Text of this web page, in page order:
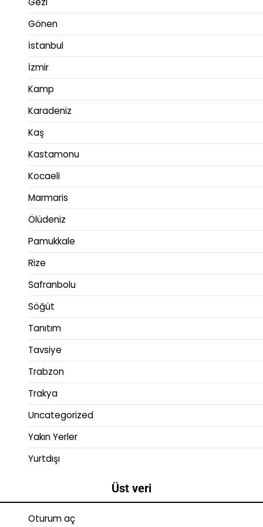
Gönen
İstanbul
İzmir
Kamp
Karadeniz
Kaş
Kastamonu
Kocaeli
Marmaris
Ölüdeniz
Pamukkale
Rize
Safranbolu
Söğüt
Tanıtım
Tavsiye
Trabzon
Trakya
Uncategorized
Yakın Yerler
Yurtdışı
Üst veri
Oturum aç